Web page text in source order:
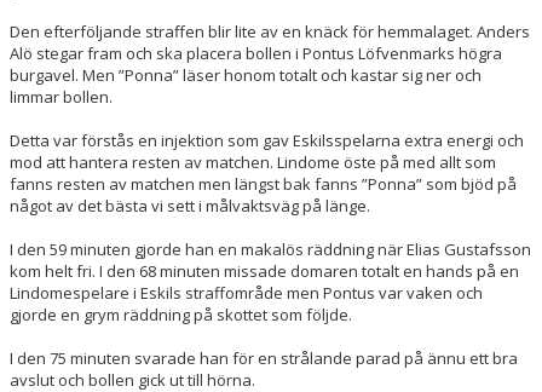
Den efterföljande straffen blir lite av en knäck för hemmalaget. Anders
Alö stegar fram och ska placera bollen i Pontus Löfvenmarks högra
burgavel. Men ”Ponna” läser honom totalt och kastar sig ner och
limmar bollen.
Detta var förstås en injektion som gav Eskilsspelarna extra energi och
mod att hantera resten av matchen. Lindome öste på med allt som
fanns resten av matchen men längst bak fanns ”Ponna” som bjöd på
något av det bästa vi sett i målvaktsväg på länge.
I den 59 minuten gjorde han en makalös räddning när Elias Gustafsson
kom helt fri. I den 68 minuten missade domaren totalt en hands på en
Lindomespelare i Eskils straffområde men Pontus var vaken och
gjorde en grym räddning på skottet som följde.
I den 75 minuten svarade han för en strålande parad på ännu ett bra
avslut och bollen gick ut till hörna.